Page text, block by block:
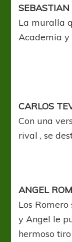
SEBASTIAN
La muralla
Academia
CARLOS
Con una
rival , se
ANGEL
Los
y Angel le
hermoso